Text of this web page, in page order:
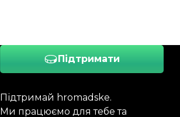
Підтримати
Підтримай hromadske.
Ми працюємо для тебе та